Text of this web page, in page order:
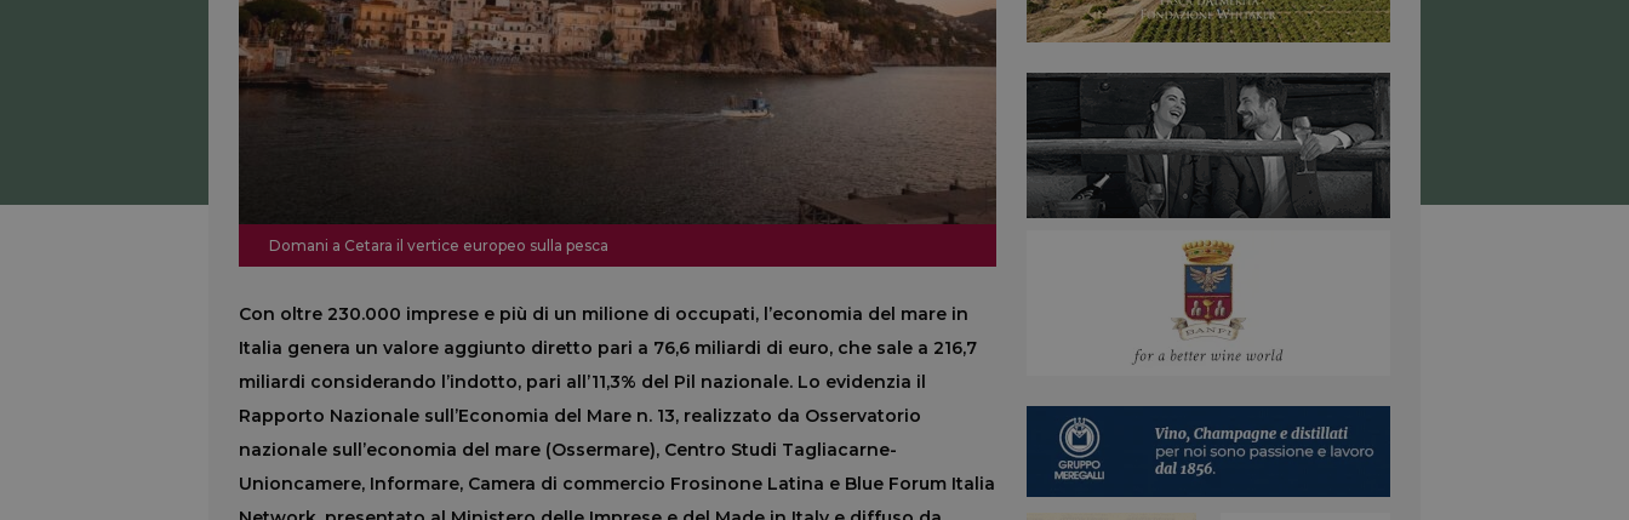
Domani a Cetara il vertice europeo sulla pesca
Con oltre 230.000 imprese e più di un milione di occupati, l’economia del mare in
Italia genera un valore aggiunto diretto pari a 76,6 miliardi di euro, che sale a 216,7
miliardi considerando l’indotto, pari all’11,3% del Pil nazionale. Lo evidenzia il
Rapporto Nazionale sull’Economia del Mare n. 13, realizzato da Osservatorio
nazionale sull’economia del mare (Ossermare), Centro Studi Tagliacarne-
Unioncamere, Informare, Camera di commercio Frosinone Latina e Blue Forum Italia